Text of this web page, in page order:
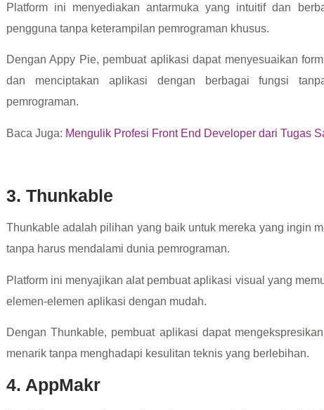
Platform ini menyediakan antarmuka yang intuitif dan
pengguna tanpa keterampilan pemrograman khusus.
Dengan Appy Pie, pembuat aplikasi dapat menyesuaikan
dan menciptakan aplikasi dengan berbagai fungsi
pemrograman.
Baca Juga: Mengulik Profesi Front End Developer dari Tugas
3. Thunkable
Thunkable adalah pilihan yang baik untuk mereka yang ingin
tanpa harus mendalami dunia pemrograman.
Platform ini menyajikan alat pembuat aplikasi visual yang
elemen-elemen aplikasi dengan mudah.
Dengan Thunkable, pembuat aplikasi dapat
menarik tanpa menghadapi kesulitan teknis yang berlebihan.
4. AppMakr